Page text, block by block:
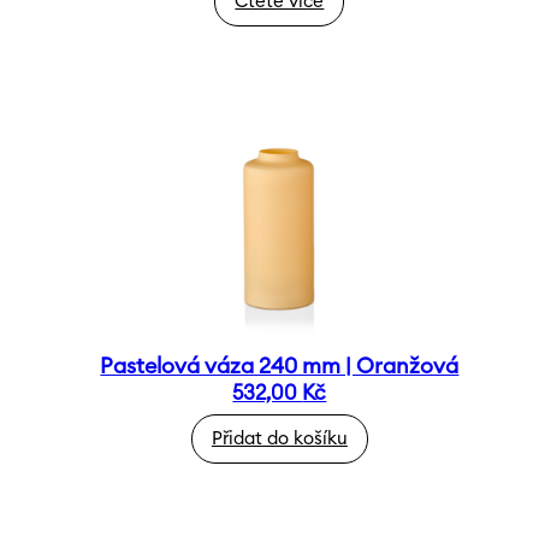
Pastelová váza 240 mm | Oranžová
532,00 Kč
Přidat do košíku